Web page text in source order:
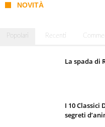
NOVITÀ
Popolari Recenti
La spada di
I 10
segreti